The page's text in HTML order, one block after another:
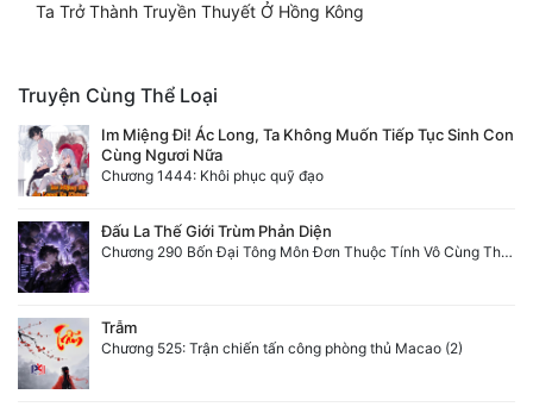
Ta Trở Thành Truyền Thuyết Ở Hồng Kông
Truyện Cùng Thể Loại
Im Miệng Đi! Ác Long, Ta Không Muốn Tiếp Tục Sinh Con
Cùng Ngươi Nữa
Chương 1444: Khôi phục quỹ đạo
Đấu La Thế Giới Trùm Phản Diện
Chương 290 Bốn Đại Tông Môn Đơn Thuộc Tính Vô Cùng Thê Lương
Trẫm
Chương 525: Trận chiến tấn công phòng thủ Macao (2)